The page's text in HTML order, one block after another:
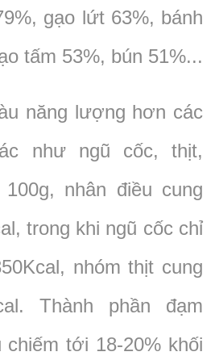
gạo lứt 63%, bánh
tấm 53%, bún 51%...
năng lượng hơn các
như ngũ cốc, thịt,
nhân điều cung
trong khi ngũ cốc chỉ
nhóm thịt cung
Thành phần đạm
chiếm tới 18-20% khối